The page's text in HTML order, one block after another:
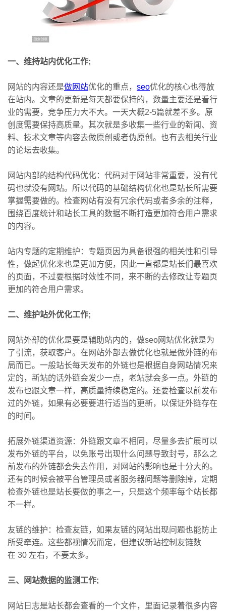
一、维持站内优化工作;
网站的内容还是做网站优化的重点， seo优化的核心也得放
在站内。文章的更新是每天都要保持的，数量主要还是看行
业的需要，竞争压力大不大。一天大概2-5篇就差不多。原
创度需要保持高质量。其次就是多收集一些行业的新闻、资
料、技术文章等内容去做原创或者伪原创。也有去相关行业
的论坛去收集。
网站内部的结构代码优化：代码对于网站非常重要，没有代
码也就没有网站。所以代码的基础结构优化也是站长所需要
掌握需要做的。检查网站有没有冗余代码或者多余的注释，
围绕百度统计和站长工具的数据不断打造更加符合用户需求
的内容。
站内专题的定期维护：专题页因为具备很强的相关性和引导
性，做起优化来也是更加方便，因此一直都是站长们最喜欢
的页面，不过要根据时效性不同，来不断的去修改让专题页
更加的符合用户需求。
二、维护站外优化工作;
网站外部的优化是要是辅助站内的，做seo网站优化就是为
了引流，获取客户。在网站外部去做优化也就是做外链的布
局而已。一般站长每天发布的外链也是根据自身网站情况来
定的，新站的话外链会发少一点，老站就会多一点。外链的
发布也跟文章一样，高质量持续稳定的。还要检查以前发布
过的外链，如果有必要要进行适当的更新，以保证外链存在
的时间。
拓展外链渠道资源：外链跟文章不相同，尽量多去扩展可以
发布外链的平台，以免账号出现什么问题导致封号，那么之
前发布的外链都会失去作用，对网站的影响也是十分大的。
还有的时候会被平台管理员或者服务器问题等删除掉，定期
检查外链也是站长要做的事之一，只是这个频率每个站长都
不一样。
友链的维护：检查友链，如果友链的网站出现问题也能防止
所受牵连。这些都视情况而定，但建议新站控制友链数
在 30 左右，不要太多。
三、网站数据的监测工作;
网站日志是站长都会查看的一个文件，里面记录着很多内容